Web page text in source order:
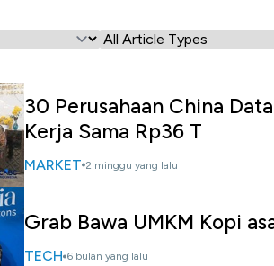
30 Perusahaan China
Kerja Sama Rp36 T
MARKET 2 minggu yang lalu
Grab Bawa UMKM Kopi
TECH 6 bulan yang lalu